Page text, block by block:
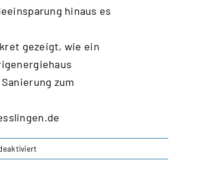
hinaus es
gezeigt, wie ein
zum
Ist